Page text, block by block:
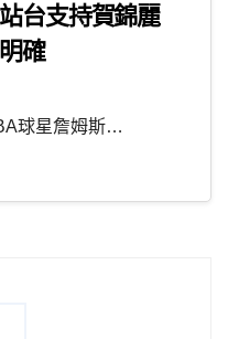
台支持賀錦麗
確
球星詹姆斯…